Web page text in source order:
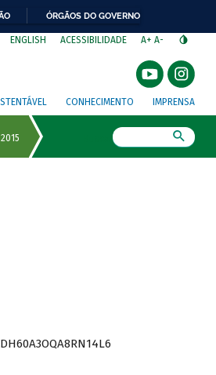
ÓRGÃOS DO GOVERNO
ENGLISH ACESSIBILIDADE A+ A-
CONHECIMENTO IMPRENSA